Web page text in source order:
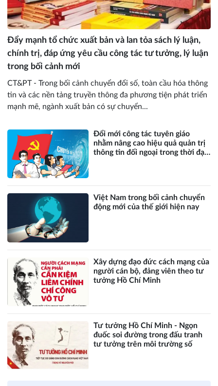
Đẩy mạnh tổ chức xuất bản và lan tỏa sách lý luận,
chính trị, đáp ứng yêu cầu công tác tư tưởng, lý luận
trong bối cảnh mới
CT&PT - Trong bối cảnh chuyển đổi số, toàn cầu hóa thông
tin và các nền tảng truyền thông đa phương tiện phát triển
mạnh mẽ, ngành xuất bản có sự chuyển...
Đổi mới công tác tuyên giáo
nhằm nâng cao hiệu quả quản trị
thông tin đối ngoại trong thời đại
Việt Nam trong bối cảnh chuyển
động mới của thế giới hiện nay
Xây dựng đạo đức cách mạng của
người cán bộ, đảng viên theo tư
tưởng Hồ Chí Minh
Tư tưởng Hồ Chí Minh - Ngọn
đuốc soi đường trong đấu tranh
tư tưởng trên môi trường số